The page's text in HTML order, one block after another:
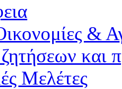
&
ζητήσεων
Μελέτες